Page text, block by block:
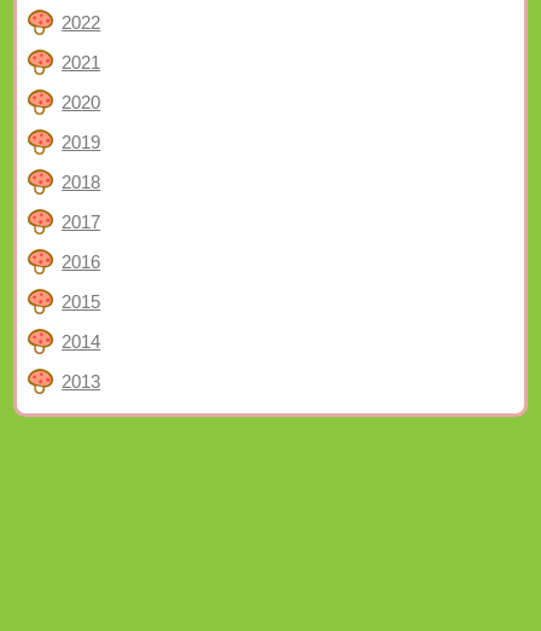
2022
2021
2020
2019
2018
2017
2016
2015
2014
2013